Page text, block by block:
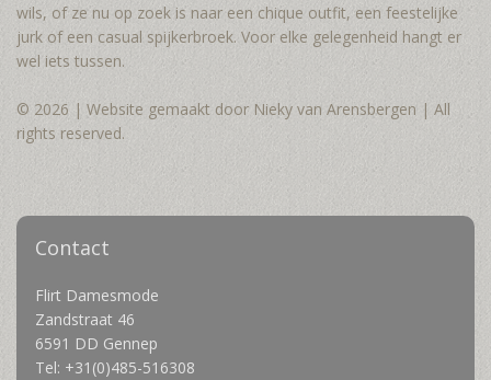
wils, of ze nu op zoek is naar een chique outfit, een feestelijke
jurk of een casual spijkerbroek. Voor elke gelegenheid hangt er
wel iets tussen.
© 2026 | Website gemaakt door Nieky van Arensbergen | All
rights reserved.
Contact
Flirt Damesmode
Zandstraat 46
6591 DD Gennep
Tel: +31(0)485-516308